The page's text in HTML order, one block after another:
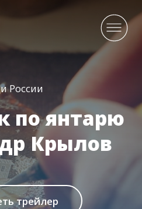
России
по янтарю
Крылов
трейлер